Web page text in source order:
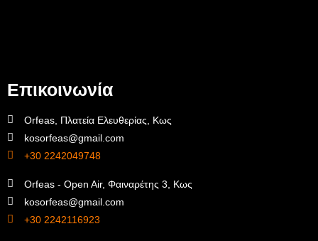
Επικοινωνία
Orfeas, Πλατεία Ελευθερίας, Κως
kosorfeas@gmail.com
+30 2242049748
Orfeas - Open Air, Φαιναρέτης 3, Κως
kosorfeas@gmail.com
+30 2242116923